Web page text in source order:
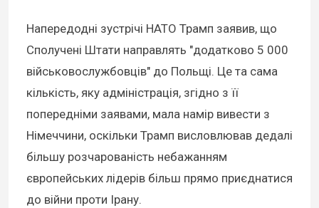
Напередодні зустрічі НАТО Трамп заявив, що
Сполучені Штати направлять "додатково 5 000
військовослужбовців" до Польщі. Це та сама
кількість, яку адміністрація, згідно з її
попередніми заявами, мала намір вивести з
Німеччини, оскільки Трамп висловлював дедалі
більшу розчарованість небажанням
європейських лідерів більш прямо приєднатися
до війни проти Ірану.